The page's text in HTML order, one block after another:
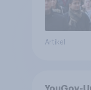
Artikel